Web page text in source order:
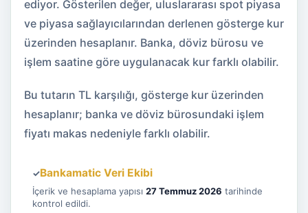
ediyor. Gösterilen değer, uluslararası spot piyasa
ve piyasa sağlayıcılarından derlenen gösterge kur
üzerinden hesaplanır. Banka, döviz bürosu ve
işlem saatine göre uygulanacak kur farklı olabilir.
Bu tutarın TL karşılığı, gösterge kur üzerinden
hesaplanır; banka ve döviz bürosundaki işlem
fiyatı makas nedeniyle farklı olabilir.
✓Bankamatic Veri Ekibi
İçerik ve hesaplama yapısı 27 Temmuz 2026 tarihinde
kontrol edildi.